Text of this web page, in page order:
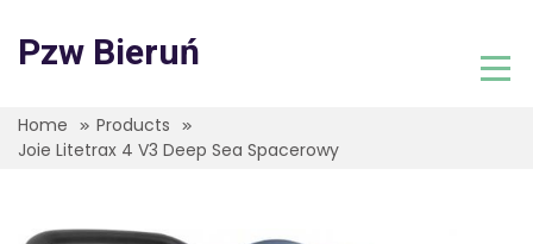
content
Pzw Bieruń
Home
Products
Joie Litetrax 4 V3 Deep Sea Spacerowy